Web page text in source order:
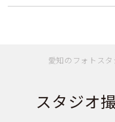
愛知のフォトスタ
スタジオ